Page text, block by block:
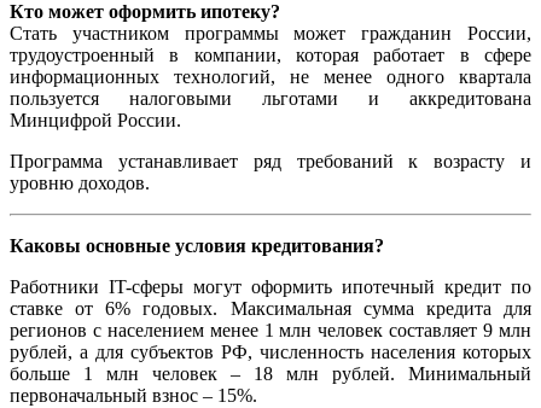
Кто может оформить ипотеку?
Стать участником программы может гражданин России,
трудоустроенный в компании, которая работает в сфере
информационных технологий, не менее одного квартала
пользуется налоговыми льготами и аккредитована
Минцифрой России.
Программа устанавливает ряд требований к возрасту и
уровню доходов.
Каковы основные условия кредитования?
Работники IT-сферы могут оформить ипотечный кредит по
ставке от 6% годовых. Максимальная сумма кредита для
регионов с населением менее 1 млн человек составляет 9 млн
рублей, а для субъектов РФ, численность населения которых
больше 1 млн человек – 18 млн рублей. Минимальный
первоначальный взнос – 15%.